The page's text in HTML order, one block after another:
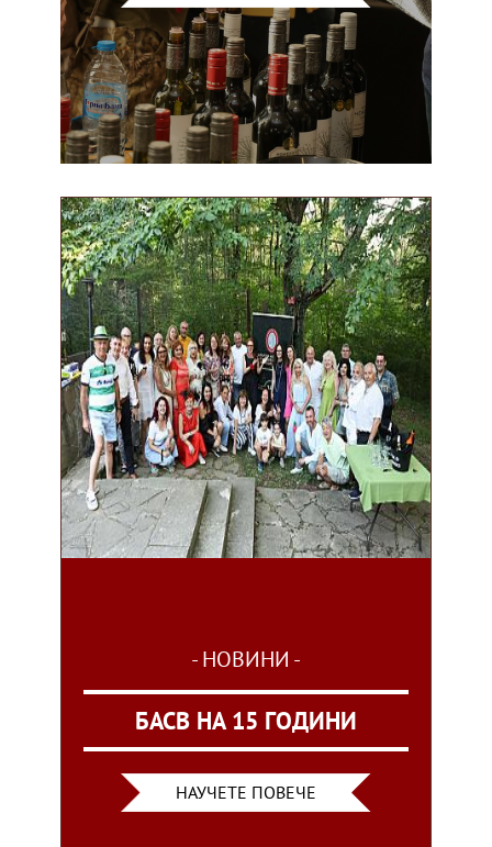
- НОВИНИ -
БАСВ НА 15 ГОДИНИ
НАУЧЕТЕ ПОВЕЧЕ